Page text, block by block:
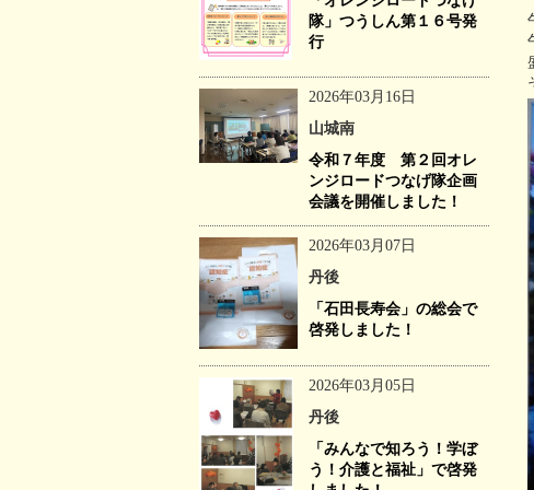
隊」つうしん第１６号発
行
2026年03月16日
山城南
令和７年度 第２回オレ
ンジロードつなげ隊企画
会議を開催しました！
2026年03月07日
丹後
「石田長寿会」の総会で
啓発しました！
2026年03月05日
丹後
「みんなで知ろう！学ぼ
う！介護と福祉」で啓発